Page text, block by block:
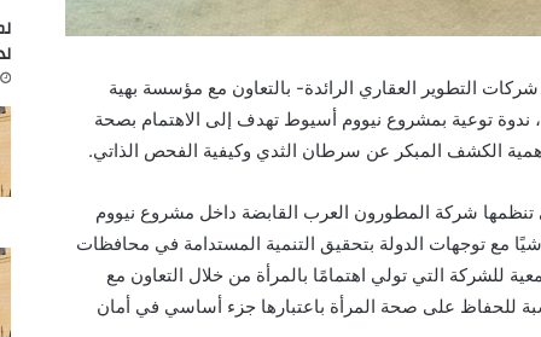
التطوير العقاري الرائدة- بالتعاون مع مؤسسة بهية
ندوة توعية بمشروع نيووم أسيوط تهدف إلى الاهتمام بصحة
الكشف المبكر عن سرطان الثدي وكيفية الفحص الذاتي.
تنظمها شركة المطورون العرب القابضة داخل مشروع نيووم
مع توجهات الدولة بتحقيق التنمية المستدامة في محافظات
للشركة التي تولي اهتمامًا بالمرأة من خلال التعاون مع
للحفاظ على صحة المرأة باعتبارها جزء أساسي في أمان